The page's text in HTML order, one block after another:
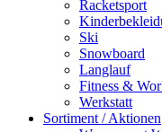
Racketsport
Ski
Snowboard
Langlauf
Fitness &
Werkstatt
Sortiment / Aktionen